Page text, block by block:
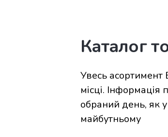
Каталог
Увесь
місці.
обраний день, як
майбутньому